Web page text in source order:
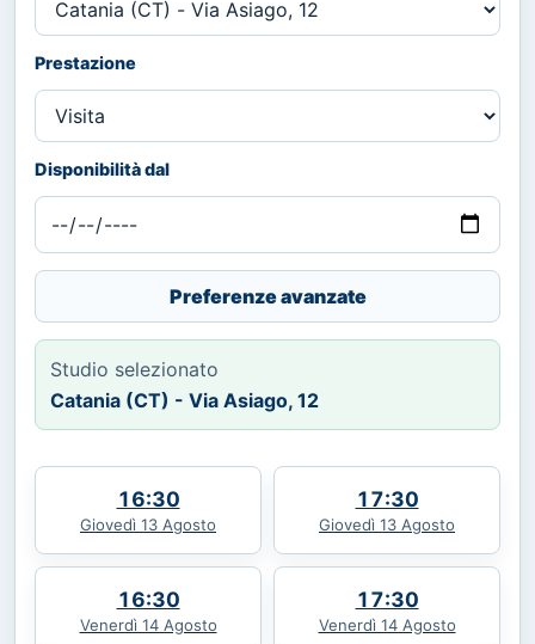
Prestazione
Disponibilità dal
Preferenze avanzate
Studio selezionato
Catania (CT) - Via Asiago, 12
16:30
Giovedì 13 Agosto
17:30
Giovedì 13 Agosto
16:30
Venerdì 14 Agosto
17:30
Venerdì 14 Agosto